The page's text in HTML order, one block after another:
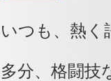
いつも、熱く
多分、格闘技